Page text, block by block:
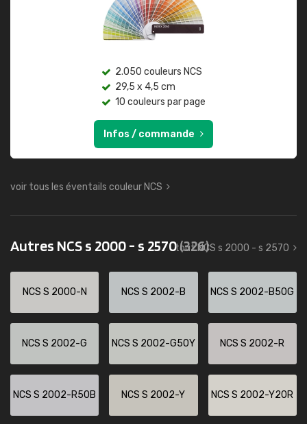
2.050 couleurs NCS
29,5 x 4,5 cm
10 couleurs par page
Infos / commande
voir tous les éventails couleur NCS
Autres NCS s 2000 - s 2570(326)
tout NCS s 2000 - s 2570
NCS S 2000-N NCS S 2002-B NCS S 2002-B50G
NCS S 2002-G NCS S 2002-G50Y NCS S 2002-R
NCS S 2002-R50B NCS S 2002-Y NCS S 2002-Y20R